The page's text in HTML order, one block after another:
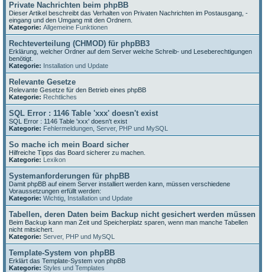
Private Nachrichten beim phpBB
Dieser Artikel beschreibt das Verhalten von Privaten Nachrichten im Postausgang, -
eingang und den Umgang mit den Ordnern.
Kategorie: Allgemeine Funktionen
Rechteverteilung (CHMOD) für phpBB3
Erklärung, welcher Ordner auf dem Server welche Schreib- und Leseberechtigungen
benötigt.
Kategorie: Installation und Update
Relevante Gesetze
Relevante Gesetze für den Betrieb eines phpBB
Kategorie: Rechtliches
SQL Error : 1146 Table 'xxx' doesn't exist
SQL Error : 1146 Table 'xxx' doesn't exist
Kategorie: Fehlermeldungen Server, PHP und MySQL
So mache ich mein Board sicher
Hilfreiche Tipps das Board sicherer zu machen.
Kategorie: Lexikon
Systemanforderungen für phpBB
Damit phpBB auf einem Server installiert werden kann, müssen verschiedene
Voraussetzungen erfüllt werden:
Kategorie: Wichtig Installation und Update
Tabellen, deren Daten beim Backup nicht gesichert werden müssen
Beim Backup kann man Zeit und Speicherplatz sparen, wenn man manche Tabellen
nicht mitsichert.
Kategorie: Server, PHP und MySQL
Template-System von phpBB
Erklärt das Template-System von phpBB
Kategorie: Styles und Templates